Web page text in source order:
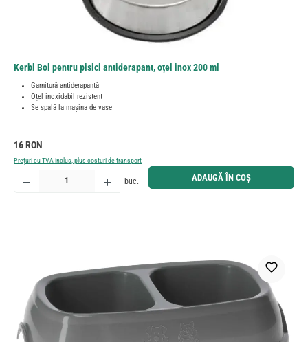
Kerbl Bol pentru pisici antiderapant, oțel inox 200 ml
Garnitură antiderapantă
Oțel inoxidabil rezistent
Se spală la maşina de vase
Preț obișnuit:
16 RON
Prețuri cu TVA inclus, plus costuri de transport
Cantitate produs: Introduceți cantitatea dorită sau utilizați butoanele pentru a mări sau micșora
buc. ADAUGĂ ÎN COȘ